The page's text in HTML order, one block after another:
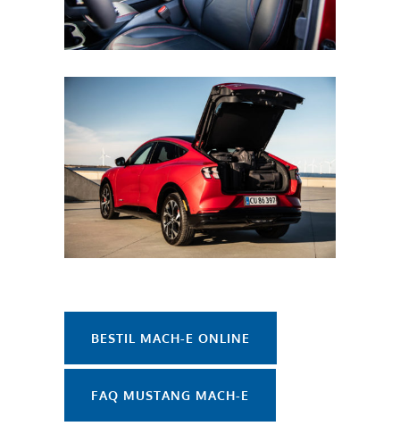
BESTIL MACH-E ONLINE
FAQ MUSTANG MACH-E